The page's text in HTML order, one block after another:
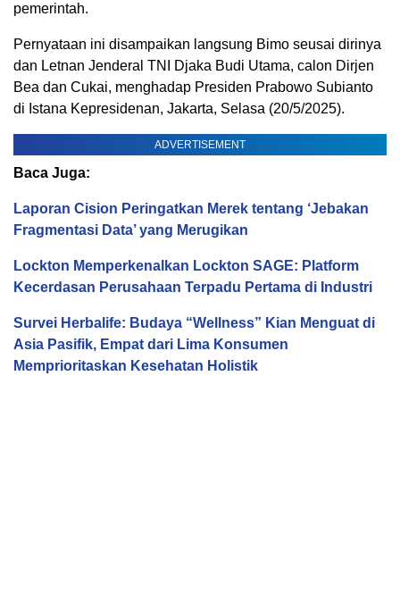
pemerintah.
Pernyataan ini disampaikan langsung Bimo seusai dirinya
dan Letnan Jenderal TNI Djaka Budi Utama, calon Dirjen
Bea dan Cukai, menghadap Presiden Prabowo Subianto
di Istana Kepresidenan, Jakarta, Selasa (20/5/2025).
ADVERTISEMENT
Baca Juga:
Laporan Cision Peringatkan Merek tentang ‘Jebakan
Fragmentasi Data’ yang Merugikan
Lockton Memperkenalkan Lockton SAGE: Platform
Kecerdasan Perusahaan Terpadu Pertama di Industri
Survei Herbalife: Budaya “Wellness” Kian Menguat di
Asia Pasifik, Empat dari Lima Konsumen
Memprioritaskan Kesehatan Holistik